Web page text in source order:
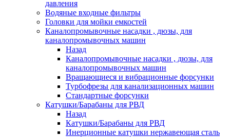
давления
Водяные входные фильтры
Головки для мойки емкостей
Каналопромывочные насадки , дюзы, для
каналопромывочных машин
Назад
Каналопромывочные насадки , дюзы, для
каналопромывочных машин
Вращающиеся и вибрационные форсунки
Турбофрезы для канализационных машин
Стандартные форсунки
Катушки/Барабаны для РВД
Назад
Катушки/Барабаны для РВД
Инерционные катушки нержавеющая сталь